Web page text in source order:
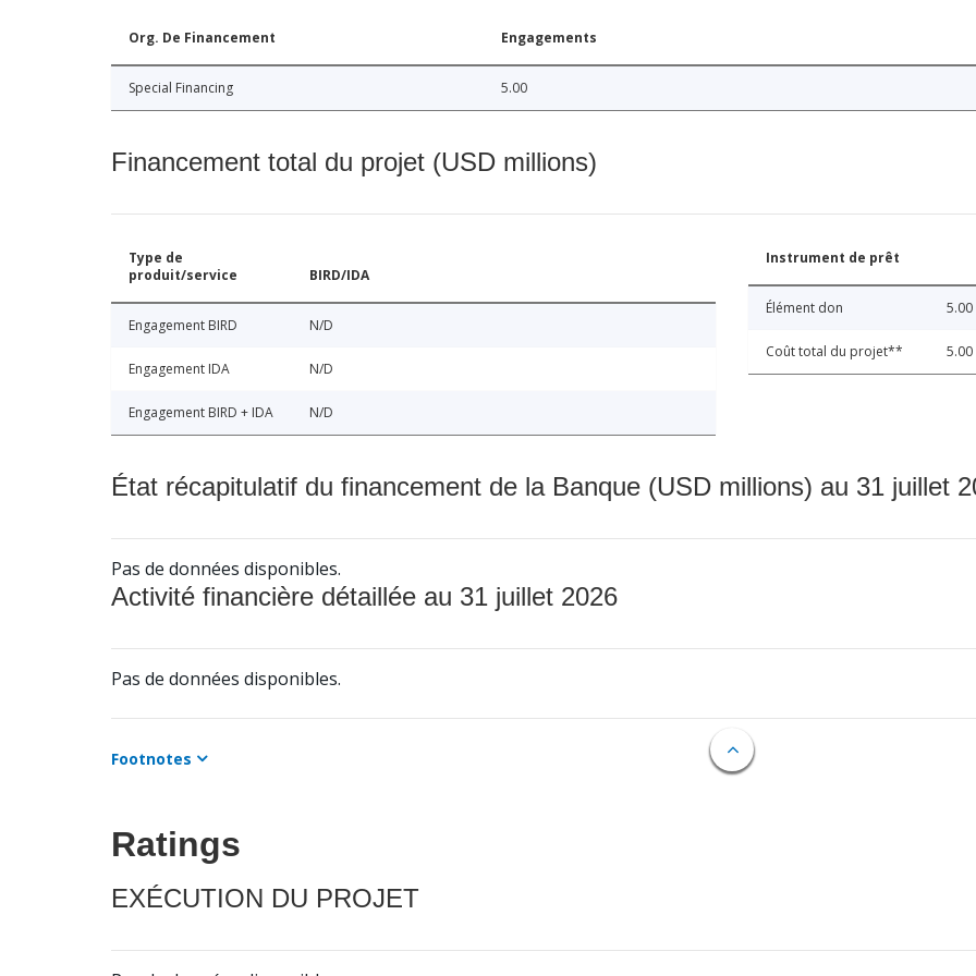
Org. De Financement Engagements
Special Financing 5.00
Financement total du projet (USD millions)
Type de
produit/service
BIRD/IDA
Engagement BIRD N/D
Engagement IDA N/D
Engagement BIRD + IDA N/D
Instrument de prêt
Élément don 5.00
Coût total du projet** 5.00
État récapitulatif du financement de la Banque (USD millions) au 31 juillet
Pas de données disponibles.
Activité financière détaillée au 31 juillet 2026
Pas de données disponibles.
Footnotes
Ratings
EXÉCUTION DU PROJET